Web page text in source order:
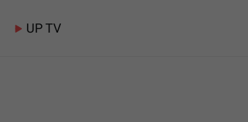
UP TV